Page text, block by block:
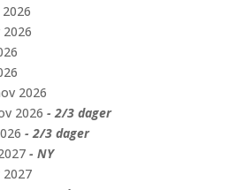
2026
2026 - 2/3 dager
- 2/3 dager
- NY
2027